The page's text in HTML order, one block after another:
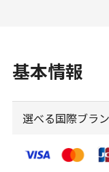
基本情報
選べる国際ブラ